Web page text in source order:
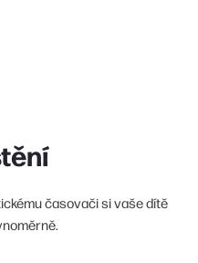
časovači si vaše dítě